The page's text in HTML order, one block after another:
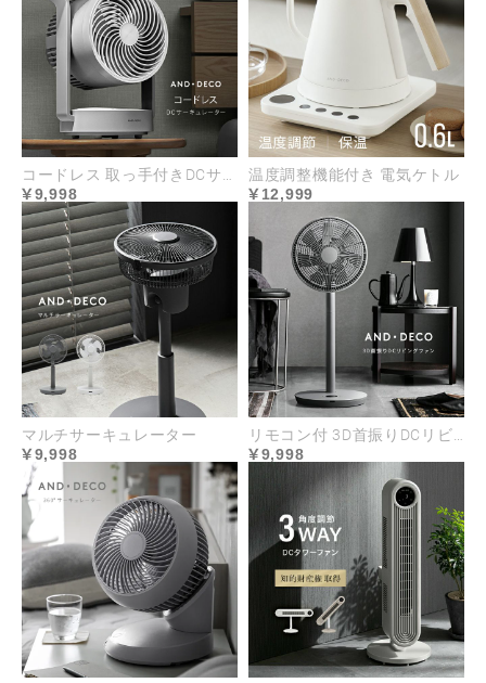
コードレス 取っ手付きDCサーキュレーター
9,998
温度調整機能付き 電気ケトル
12,999
マルチサーキュレーター
9,998
リモコン付 3D首振りDCリビングファン
9,998